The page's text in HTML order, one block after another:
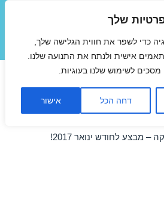
שלך
כדי לשפר את חווית הגלישה שלך,
אישית ולנתח את התנועה שלנו.
לשימוש שלנו בעוגיות.
דחה הכל אישור
תפריטים
ווידג'טים
ללרנקה בינואר
מבצע לחודש ינואר 2017!